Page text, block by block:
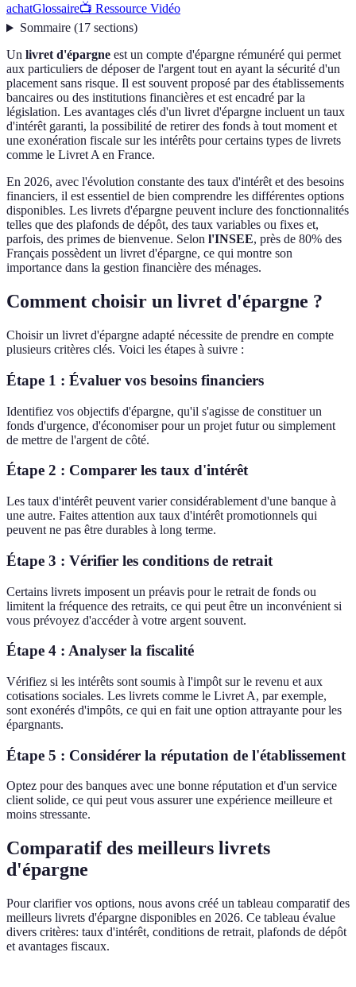
achatGlossaire📺 Ressource Vidéo
Sommaire(17 sections)
Un livret d'épargne est un compte d'épargne rémunéré qui permet
aux particuliers de déposer de l'argent tout en ayant la sécurité d'un
placement sans risque. Il est souvent proposé par des établissements
bancaires ou des institutions financières et est encadré par la
législation. Les avantages clés d'un livret d'épargne incluent un taux
d'intérêt garanti, la possibilité de retirer des fonds à tout moment et
une exonération fiscale sur les intérêts pour certains types de livrets
comme le Livret A en France.
En 2026, avec l'évolution constante des taux d'intérêt et des besoins
financiers, il est essentiel de bien comprendre les différentes options
disponibles. Les livrets d'épargne peuvent inclure des fonctionnalités
telles que des plafonds de dépôt, des taux variables ou fixes et,
parfois, des primes de bienvenue. Selon l'INSEE, près de 80% des
Français possèdent un livret d'épargne, ce qui montre son
importance dans la gestion financière des ménages.
Comment choisir un livret d'épargne ?
Choisir un livret d'épargne adapté nécessite de prendre en compte
plusieurs critères clés. Voici les étapes à suivre :
Étape 1 : Évaluer vos besoins financiers
Identifiez vos objectifs d'épargne, qu'il s'agisse de constituer un
fonds d'urgence, d'économiser pour un projet futur ou simplement
de mettre de l'argent de côté.
Étape 2 : Comparer les taux d'intérêt
Les taux d'intérêt peuvent varier considérablement d'une banque à
une autre. Faites attention aux taux d'intérêt promotionnels qui
peuvent ne pas être durables à long terme.
Étape 3 : Vérifier les conditions de retrait
Certains livrets imposent un préavis pour le retrait de fonds ou
limitent la fréquence des retraits, ce qui peut être un inconvénient si
vous prévoyez d'accéder à votre argent souvent.
Étape 4 : Analyser la fiscalité
Vérifiez si les intérêts sont soumis à l'impôt sur le revenu et aux
cotisations sociales. Les livrets comme le Livret A, par exemple,
sont exonérés d'impôts, ce qui en fait une option attrayante pour les
épargnants.
Étape 5 : Considérer la réputation de l'établissement
Optez pour des banques avec une bonne réputation et d'un service
client solide, ce qui peut vous assurer une expérience meilleure et
moins stressante.
Comparatif des meilleurs livrets
d'épargne
Pour clarifier vos options, nous avons créé un tableau comparatif des
meilleurs livrets d'épargne disponibles en 2026. Ce tableau évalue
divers critères: taux d'intérêt, conditions de retrait, plafonds de dépôt
et avantages fiscaux.